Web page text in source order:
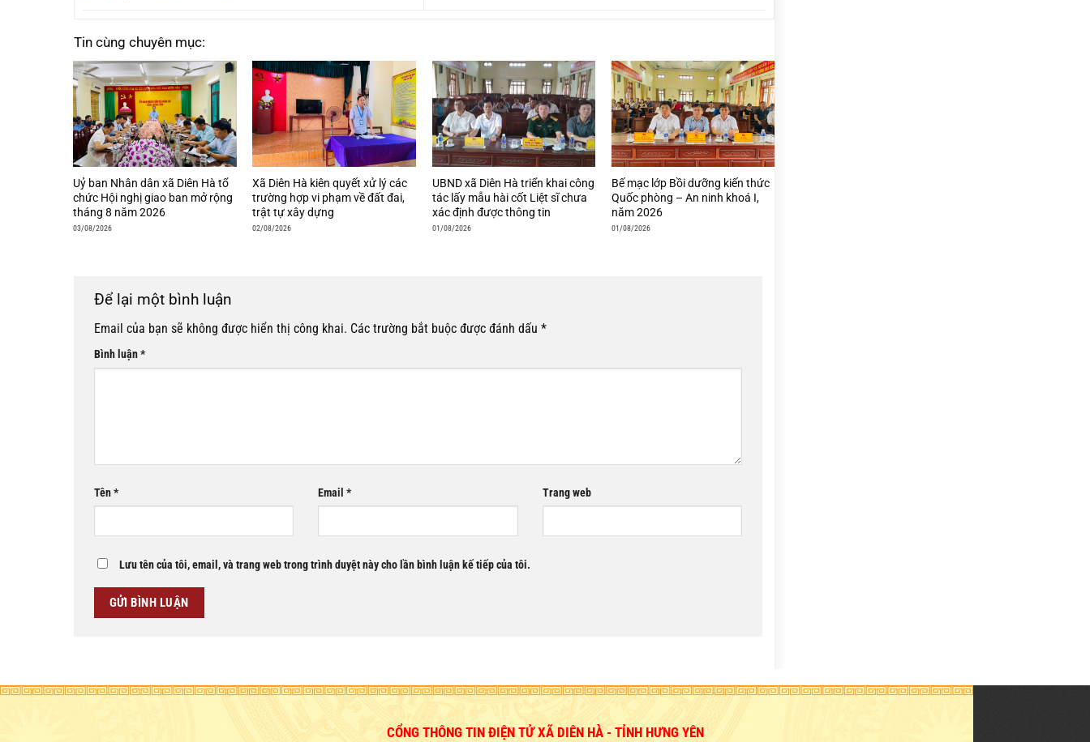
Tin cùng chuyên mục:
Uỷ ban Nhân dân xã Diên Hà tổ
chức Hội nghị giao ban mở rộng
tháng 8 năm 2026
03/08/2026
Xã Diên Hà kiên quyết xử lý các
trường hợp vi phạm về đất đai,
trật tự xây dựng
02/08/2026
UBND xã Diên Hà triển khai công
tác lấy mẫu hài cốt Liệt sĩ chưa
xác định được thông tin
01/08/2026
Bế mạc lớp Bồi dưỡng kiến thức
Quốc phòng – An ninh khoá I,
năm 2026
01/08/2026
Để lại một bình luận
Email của bạn sẽ không được hiển thị công khai. Các trường bắt buộc được đánh dấu *
Bình luận*
Tên* Email* Trang web
Lưu tên của tôi, email, và trang web trong trình duyệt này cho lần bình luận kế tiếp của tôi.
CỔNG THÔNG TIN ĐIỆN TỬ XÃ DIÊN HÀ - TỈNH HƯNG YÊN